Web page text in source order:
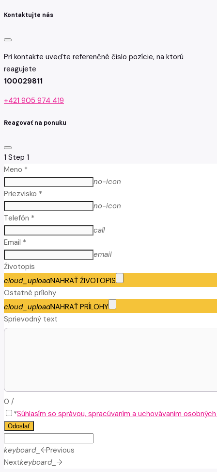
Kontaktujte nás
Pri kontakte uveďte referenčné číslo pozície, na ktorú
reagujete
100029811
+421 905 974 419
Reagovať na ponuku
1 Step 1
Meno *
no-icon
Priezvisko *
no-icon
Telefón *
call
Email *
email
Životopis
cloud_uploadNAHRAŤ ŽIVOTOPIS
Ostatné prílohy
cloud_uploadNAHRAŤ PRÍLOHY
Sprievodný text
0 /
*Súhlasím so správou, spracúvaním a uchovávaním
Odoslať
keyboard_arrow_leftPrevious
Nextkeyboard_arrow_right